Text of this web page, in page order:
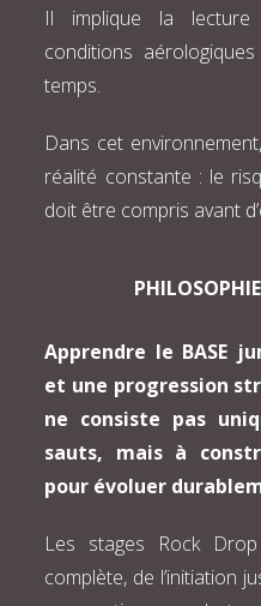
Il implique la lecture
conditions
temps.
Dans cet
réalité constante : le
doit être compris avant
Apprendre le BASE
et une progression
ne consiste pas
sauts, mais à
pour évoluer
Les stages Rock
complète, de l’initiation